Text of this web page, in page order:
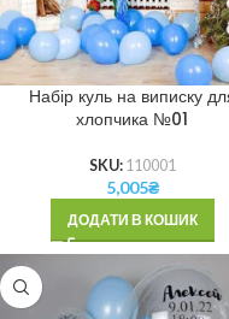
Набір куль на виписку
хлопчика №01
SKU: 110001
5,005₴
ДОДАТИ В КОШИК